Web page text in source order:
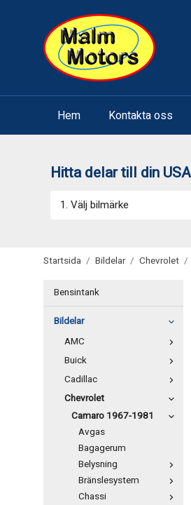
Hem Kontakta oss
Hitta delar till din
1. Välj bilmärke
Startsida / Bildelar / Chevrolet /
Bensintank
Bildelar
AMC
Buick
Cadillac
Chevrolet
Camaro 1967-1981
Avgas
Bagagerum
Belysning
Bränslesystem
Chassi